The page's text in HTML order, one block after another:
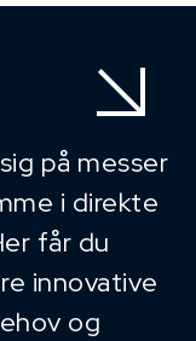
på messer
i direkte
får du
innovative
og